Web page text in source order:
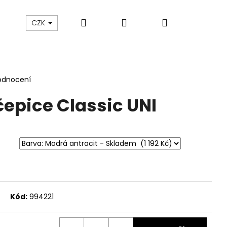
O nás Blog Údržba oblečení
CZK Hledat PřihlášeníNákupní
Classic UNI
Kód: 994221